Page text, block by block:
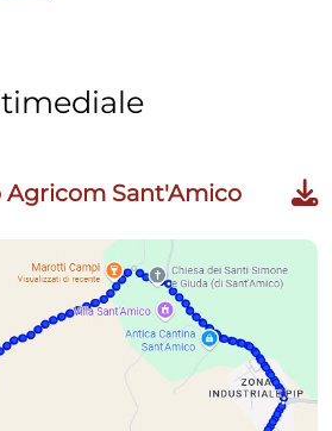
Agricom Sant'Amico